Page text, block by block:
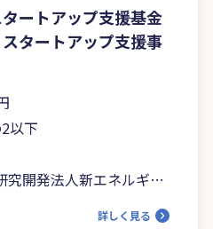
ートアップ支援基金
タートアップ支援事
以下
究開発法人新エネルギ
詳しく見る